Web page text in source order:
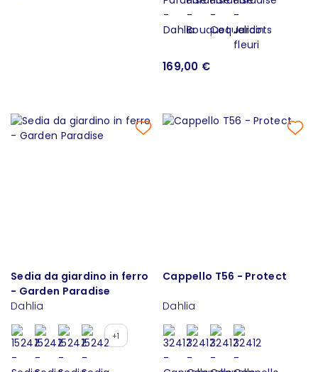
169,00 €
Sedia da giardino in ferro
- Garden Paradise
Dahlia
+1
Cappello T56 - Protect
Dahlia